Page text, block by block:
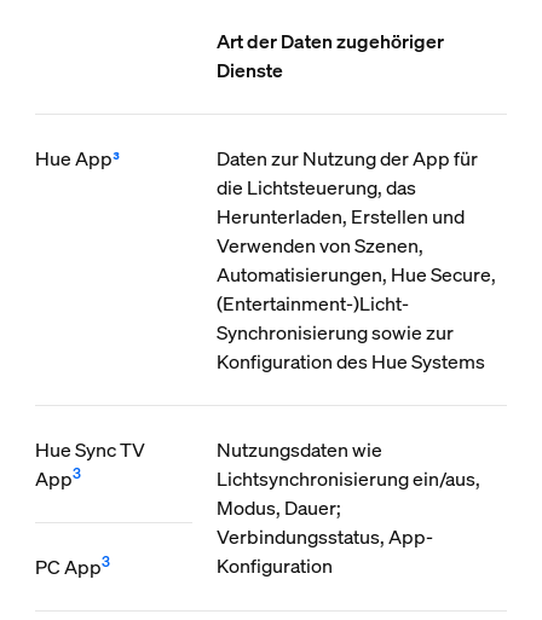
Art der Daten zugehöriger
Dienste
Hue App³
Daten zur Nutzung der App für
die Lichtsteuerung, das
Herunterladen, Erstellen und
Verwenden von Szenen,
Automatisierungen, Hue Secure,
(Entertainment-)Licht-
Synchronisierung sowie zur
Konfiguration des Hue Systems
Hue Sync TV
App3
Nutzungsdaten wie
Lichtsynchronisierung ein/aus,
Modus, Dauer;
Verbindungsstatus, App-
Konfiguration
PC App3